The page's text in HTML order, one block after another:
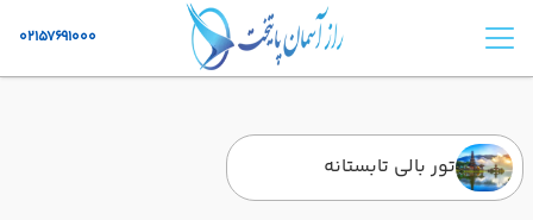
02157691000
تور بالی تابستانه